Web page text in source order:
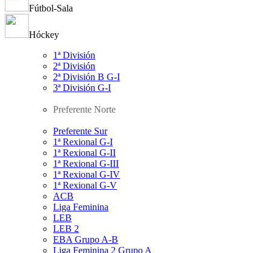
Fútbol-Sala
Hóckey
1ª División
2ª División
2ª División B G-I
3ª División G-I
Preferente Norte
Preferente Sur
1ª Rexional G-I
1ª Rexional G-II
1ª Rexional G-III
1ª Rexional G-IV
1ª Rexional G-V
ACB
Liga Feminina
LEB
LEB 2
EBA Grupo A-B
Liga Feminina 2 Grupo A